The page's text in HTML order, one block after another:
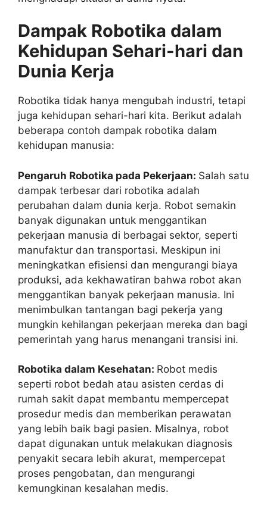
Dampak Robotika dalam
Kehidupan Sehari-hari dan
Dunia Kerja
Robotika tidak hanya mengubah industri, tetapi
juga kehidupan sehari-hari kita. Berikut adalah
beberapa contoh dampak robotika dalam
kehidupan manusia:
Pengaruh Robotika pada Pekerjaan: Salah satu
dampak terbesar dari robotika adalah
perubahan dalam dunia kerja. Robot semakin
banyak digunakan untuk menggantikan
pekerjaan manusia di berbagai sektor, seperti
manufaktur dan transportasi. Meskipun ini
meningkatkan efisiensi dan mengurangi biaya
produksi, ada kekhawatiran bahwa robot akan
menggantikan banyak pekerjaan manusia. Ini
menimbulkan tantangan bagi pekerja yang
mungkin kehilangan pekerjaan mereka dan bagi
pemerintah yang harus menangani transisi ini.
Robotika dalam Kesehatan: Robot medis
seperti robot bedah atau asisten cerdas di
rumah sakit dapat membantu mempercepat
prosedur medis dan memberikan perawatan
yang lebih baik bagi pasien. Misalnya, robot
dapat digunakan untuk melakukan diagnosis
penyakit secara lebih akurat, mempercepat
proses pengobatan, dan mengurangi
kemungkinan kesalahan medis.